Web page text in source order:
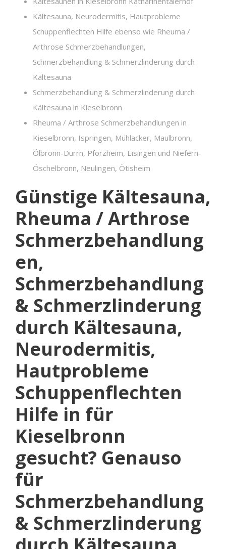
Kältesauna, Neurodermitis, Hautprobleme
Schuppenflechten Hilfe ebenso wie Rheuma /
Arthrose Schmerzbehandlungen,
Schmerzbehandlung & Schmerzlinderung durch
Kältesauna
Schmerzbehandlung & Schmerzlinderung durch
Kältesauna in Kieselbronn
Rheuma / Arthrose Schmerzbehandlungen in
Kieselbronn, Ispringen, Mühlacker, Maulbronn,
Ölbronn-Dürrn, Pforzheim, Eisingen und Niefern-
Öschelbronn, Neulingen, Ötisheim
Günstige Kältesauna,
Rheuma / Arthrose
Schmerzbehandlung
en,
Schmerzbehandlung
& Schmerzlinderung
durch Kältesauna,
Neurodermitis,
Hautprobleme
Schuppenflechten
Hilfe in für
Kieselbronn
gesucht? Genauso
für
Schmerzbehandlung
& Schmerzlinderung